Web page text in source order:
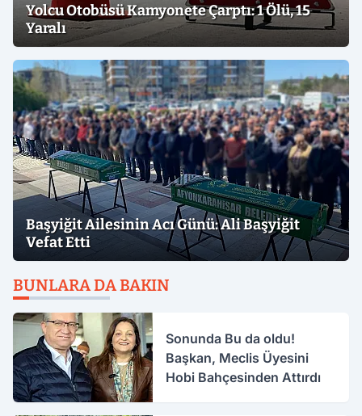
Yolcu Otobüsü Kamyonete Çarptı: 1 Ölü, 15
Yaralı
Başyiğit Ailesinin Acı Günü: Ali Başyiğit
Vefat Etti
BUNLARA DA BAKIN
Sonunda Bu da oldu!
Başkan, Meclis Üyesini
Hobi Bahçesinden Attırdı